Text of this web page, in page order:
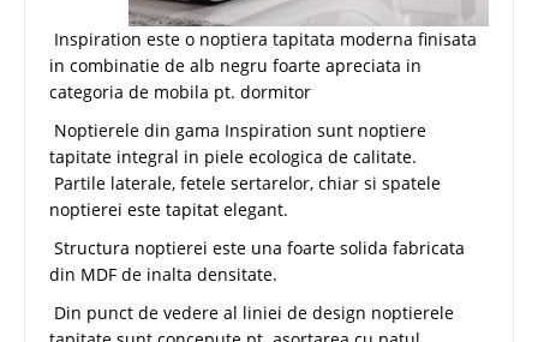
Inspiration este o noptiera tapitata moderna finisata
in combinatie de alb negru foarte apreciata in
categoria de mobila pt. dormitor
Noptierele din gama Inspiration sunt noptiere
tapitate integral in piele ecologica de calitate.
Partile laterale, fetele sertarelor, chiar si spatele
noptierei este tapitat elegant.
Structura noptierei este una foarte solida fabricata
din MDF de inalta densitate.
Din punct de vedere al liniei de design noptierele